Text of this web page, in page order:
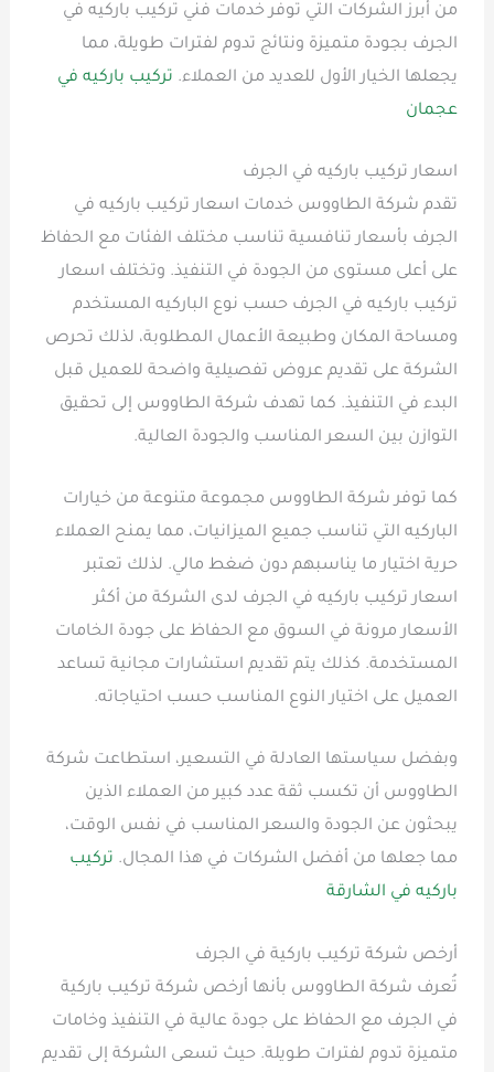
من أبرز الشركات التي توفر خدمات فني تركيب باركيه في
الجرف بجودة متميزة ونتائج تدوم لفترات طويلة، مما
يجعلها الخيار الأول للعديد من العملاء. تركيب باركيه في
عجمان
اسعار تركيب باركيه في الجرف
تقدم شركة الطاووس خدمات اسعار تركيب باركيه في
الجرف بأسعار تنافسية تناسب مختلف الفئات مع الحفاظ
على أعلى مستوى من الجودة في التنفيذ. وتختلف اسعار
تركيب باركيه في الجرف حسب نوع الباركيه المستخدم
ومساحة المكان وطبيعة الأعمال المطلوبة، لذلك تحرص
الشركة على تقديم عروض تفصيلية واضحة للعميل قبل
البدء في التنفيذ. كما تهدف شركة الطاووس إلى تحقيق
التوازن بين السعر المناسب والجودة العالية.
كما توفر شركة الطاووس مجموعة متنوعة من خيارات
الباركيه التي تناسب جميع الميزانيات، مما يمنح العملاء
حرية اختيار ما يناسبهم دون ضغط مالي. لذلك تعتبر
اسعار تركيب باركيه في الجرف لدى الشركة من أكثر
الأسعار مرونة في السوق مع الحفاظ على جودة الخامات
المستخدمة. كذلك يتم تقديم استشارات مجانية تساعد
العميل على اختيار النوع المناسب حسب احتياجاته.
وبفضل سياستها العادلة في التسعير، استطاعت شركة
الطاووس أن تكسب ثقة عدد كبير من العملاء الذين
يبحثون عن الجودة والسعر المناسب في نفس الوقت،
مما جعلها من أفضل الشركات في هذا المجال. تركيب
باركيه في الشارقة
أرخص شركة تركيب باركية في الجرف
تُعرف شركة الطاووس بأنها أرخص شركة تركيب باركية
في الجرف مع الحفاظ على جودة عالية في التنفيذ وخامات
متميزة تدوم لفترات طويلة. حيث تسعى الشركة إلى تقديم